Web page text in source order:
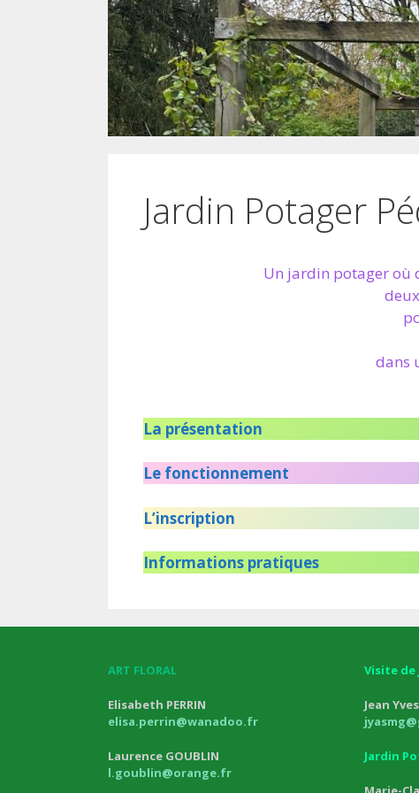
Jardin Potager
Un jardin potager où
dans
La présentation
Le fonctionnement
L’inscription
Informations pratiques
ART FLORAL
Elisabeth PERRIN
elisa.perrin@wanadoo.fr
Laurence GOUBLIN
l.goublin@orange.fr
Visite de
Jean
Jardin